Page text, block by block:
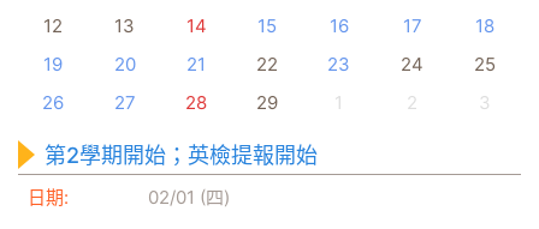
12
13 14 15 16 17
18
19
20 21 22 23 24
25
26
27 28 29 1 2 3
第2學期開始；英檢提報開始
日期:
02/01 (四)